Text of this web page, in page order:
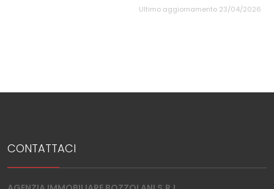
Ultimo aggiornamento 23/04/2026
CONTATTACI